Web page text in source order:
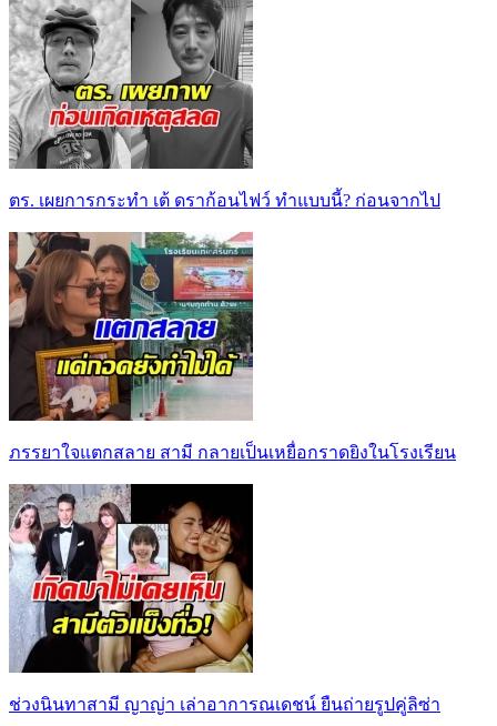
ตร. เผยการกระทำ เต้ ดราก้อนไฟว์ ทำแบบนี้? ก่อนจากไป
ภรรยาใจแตกสลาย สามี กลายเป็นเหยื่อกราดยิงในโรงเรียน
ช่วงนินทาสามี ญาญ่า เล่าอาการณเดชน์ ยืนถ่ายรูปคู่ลิซ่า